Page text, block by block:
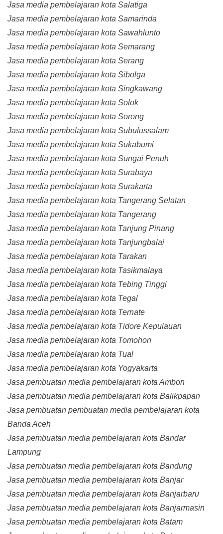
Jasa media pembelajaran kota Salatiga
Jasa media pembelajaran kota Samarinda
Jasa media pembelajaran kota Sawahlunto
Jasa media pembelajaran kota Semarang
Jasa media pembelajaran kota Serang
Jasa media pembelajaran kota Sibolga
Jasa media pembelajaran kota Singkawang
Jasa media pembelajaran kota Solok
Jasa media pembelajaran kota Sorong
Jasa media pembelajaran kota Subulussalam
Jasa media pembelajaran kota Sukabumi
Jasa media pembelajaran kota Sungai Penuh
Jasa media pembelajaran kota Surabaya
Jasa media pembelajaran kota Surakarta
Jasa media pembelajaran kota Tangerang Selatan
Jasa media pembelajaran kota Tangerang
Jasa media pembelajaran kota Tanjung Pinang
Jasa media pembelajaran kota Tanjungbalai
Jasa media pembelajaran kota Tarakan
Jasa media pembelajaran kota Tasikmalaya
Jasa media pembelajaran kota Tebing Tinggi
Jasa media pembelajaran kota Tegal
Jasa media pembelajaran kota Ternate
Jasa media pembelajaran kota Tidore Kepulauan
Jasa media pembelajaran kota Tomohon
Jasa media pembelajaran kota Tual
Jasa media pembelajaran kota Yogyakarta
Jasa pembuatan media pembelajaran kota Ambon
Jasa pembuatan media pembelajaran kota Balikpapan
Jasa pembuatan pembuatan media pembelajaran kota
Banda Aceh
Jasa pembuatan media pembelajaran kota Bandar
Lampung
Jasa pembuatan media pembelajaran kota Bandung
Jasa pembuatan media pembelajaran kota Banjar
Jasa pembuatan media pembelajaran kota Banjarbaru
Jasa pembuatan media pembelajaran kota Banjarmasin
Jasa pembuatan media pembelajaran kota Batam